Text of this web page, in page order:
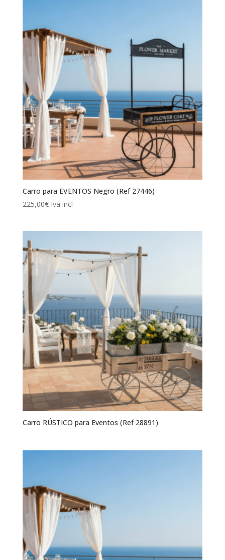
Carro para EVENTOS Negro (Ref 27446)
225,00€ Iva incl
Carro RÚSTICO para Eventos (Ref 28891)